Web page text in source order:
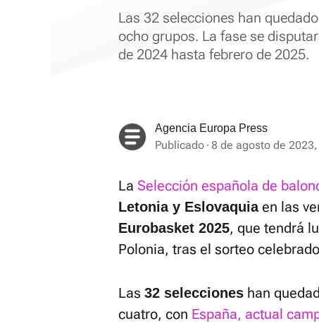
Las 32 selecciones han
ocho grupos. La fase se
de 2024 hasta febrero de 2025.
Agencia Europa Press
Publicado 8 de agosto de
La Selección española de
Letonia y Eslovaquiaen las
Eurobasket 2025, que tendrá
Polonia, tras el sorteo
Las 32 selecciones han
cuatro, con España, actual